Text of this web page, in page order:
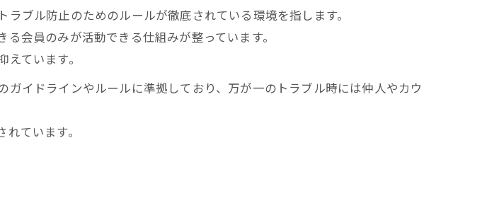
を支えるスタッフの声とは
の特徴に迫る
が結婚相談所の安心感に
きるサポート体制の大切さ
所の工夫とは
ブル防止のためのルールが徹底されている環境を指します。
会員のみが活動できる仕組みが整っています。
ています。
イドラインやルールに準拠しており、万が一のトラブル時には仲人やカウ
ています。